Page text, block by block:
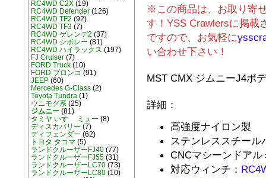
RC4WD C2X(19)
RC4WD Defender(126)
RC4WD TF2 (92)
RC4WD TF3(7)
RC4WD ゲレンデ2 (37)
RC4WD シボレー (81)
RC4WD ハイラックス (197)
FJ Cruiser(7)
FORD Truck(10)
FORD ブロンコ (91)
JEEP(60)
Mercedes G-Class(2)
Toyota Tundra(1)
ウニモグ系(25)
ジムニー(81)
タミヤ いすゞ ミュー (8)
ディスカバリー (7)
ディフェンダー (62)
トヨタ タコマ (5)
ランドクルーザーFJ40(77)
ランドクルーザーFJ55(31)
ランドクルーザーLC70(73)
ランドクルーザーLC80(10)
※この商品は、お取り寄
す！YSS Crawlersに掲載
ですので、お気軽に
い合わせ下さい！
MST CMX ジムニーJ4ボ
詳細：
高強度ナイロン製
ステンレススチー
CNCマシーンドア
対応ウィンチ：